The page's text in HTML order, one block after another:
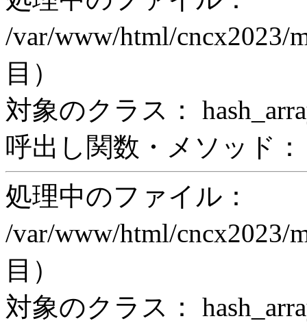
/var/www/html/cncx2023/
目）
対象のクラス：
呼出し関数・メソッド：
処理中のファイル：
/var/www/html/cncx2023/
目）
対象のクラス：